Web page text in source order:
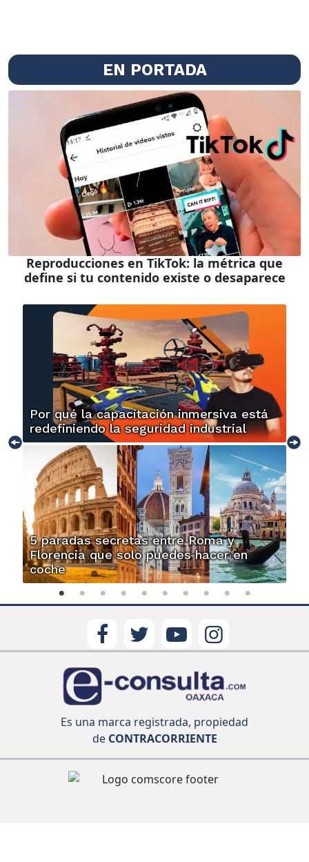
EN PORTADA
Reproducciones en TikTok: la métrica que
define si tu contenido existe o desaparece
Por qué la capacitación inmersiva está
redefiniendo la seguridad industrial
5 paradas secretas entre Roma y
Florencia que solo puedes hacer en
coche
Es una marca registrada, propiedad
deCONTRACORRIENTE